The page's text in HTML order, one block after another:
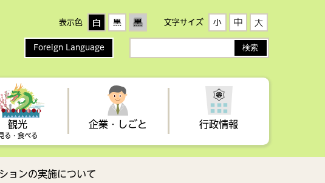
表示色 文字サイズ
Foreign Language
ト
ス
観光
る・食べる
企業・しごと
度（事業者
行政情報
ョンの実施について